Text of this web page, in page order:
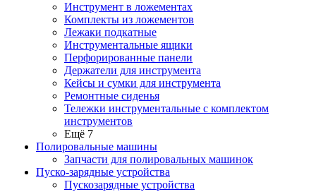
Инструмент в ложементах
Комплекты из ложементов
Лежаки подкатные
Инструментальные ящики
Перфорированные панели
Держатели для инструмента
Кейсы и сумки для инструмента
Ремонтные сиденья
Тележки инструментальные с комплектом
инструментов
Ещё 7
Полировальные машины
Запчасти для полировальных машинок
Пуско-зарядные устройства
Пускозарядные устройства